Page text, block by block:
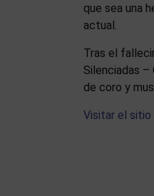
que sea una
actual.
Tras el
Silenciadas
de coro y
Visitar el sitio